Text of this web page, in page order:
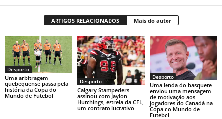
ARTIGOS RELACIONADOS Mais do autor
Desporto
Uma arbitragem
quebequense passa pela
história da Copa do
Mundo de Futebol
Desporto
Calgary Stampeders
assinou com Jaylon
Hutchings, estrela da CFL,
um contrato lucrativo
Desporto
Uma lenda do basquete
enviou uma mensagem
de motivação aos
jogadores do Canadá na
Copa do Mundo de
Futebol